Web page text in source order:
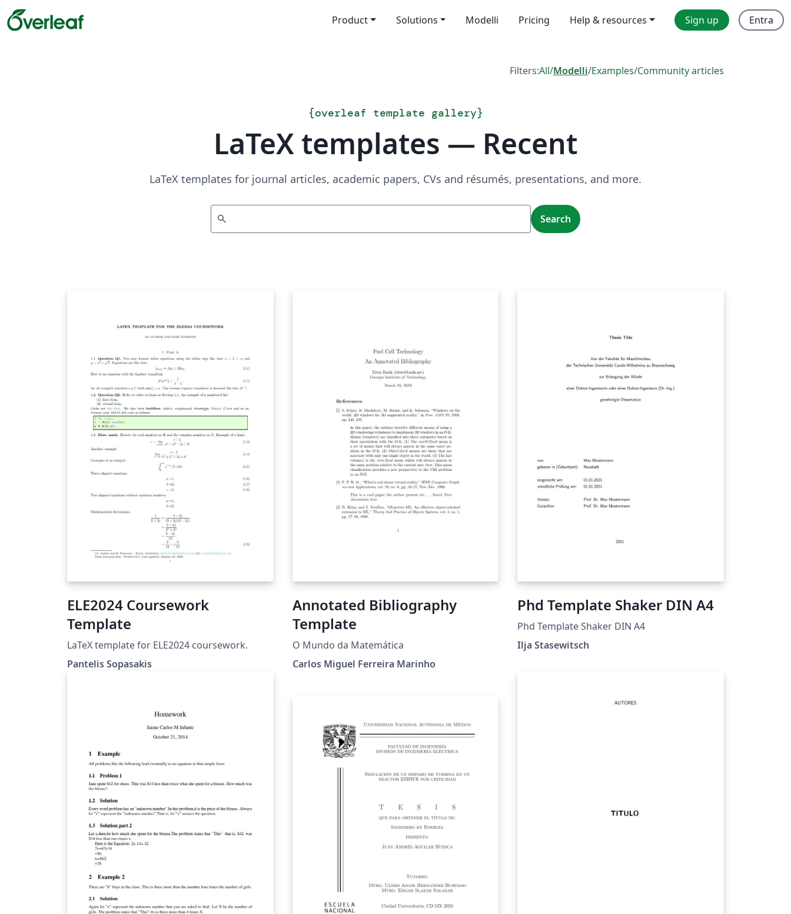
Product Solutions Modelli Pricing Help & resources Sign up Entra
Filters:All/Modelli/Examples/Community articles
{overleaf template gallery}
LaTeX templates — Recent
LaTeX templates for journal articles, academic papers, CVs and résumés, presentations, and more.
search Search
ELE2024 Coursework
Template
LaTeX template for ELE2024 coursework.
Pantelis Sopasakis
Annotated Bibliography
Template
O Mundo da Matemática
Carlos Miguel Ferreira Marinho
Phd Template Shaker DIN A4
Phd Template Shaker DIN A4
Ilja Stasewitsch